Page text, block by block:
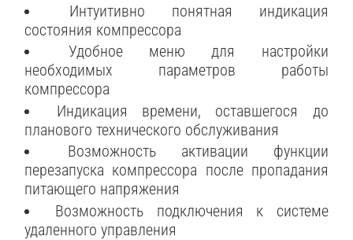
Интуитивно понятная индикация
состояния компрессора
Удобное меню для настройки
необходимых параметров работы
компрессора
Индикация времени, оставшегося до
планового технического обслуживания
Возможность активации функции
перезапуска компрессора после пропадания
питающего напряжения
Возможность подключения к системе
удаленного управления